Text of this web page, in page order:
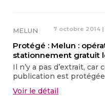
MELUN 7 octobre 2014 |
Protégé : Melun :
stationnement gratuit
Il n’y a pas d’extrait, car
publication est
Voir le détail